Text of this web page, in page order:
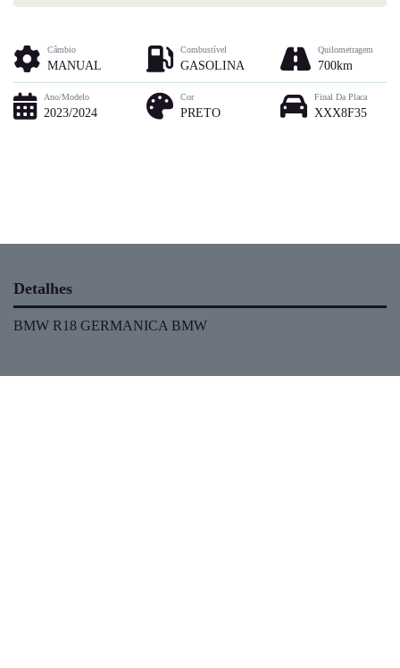
Câmbio
MANUAL
Combustível
GASOLINA
Quilometragem
700km
Ano/Modelo
2023/2024
Cor
PRETO
Final Da Placa
XXX8F35
Detalhes
BMW R18 GERMANICA BMW